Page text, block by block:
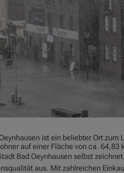
ist ein beliebter Ort zum
auf einer Fläche von ca. 64,83
Bad Oeynhausen selbst
aus. Mit zahlreichen